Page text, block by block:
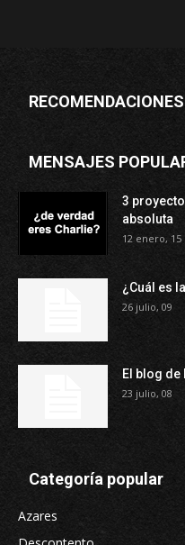
MENSAJES
3
absoluta
12 enero, 15
¿Cuál es
26 julio, 09
El blog de
23 julio, 08
Categoría popular
Azares